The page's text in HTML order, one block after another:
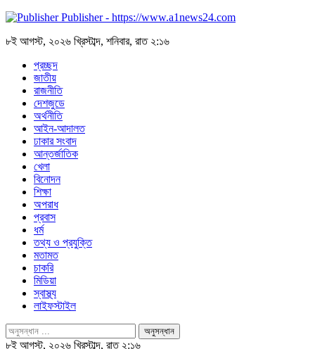
Publisher - https://www.a1news24.com
৮ই আগস্ট, ২০২৬ খ্রিস্টাব্দ, শনিবার, রাত ২:১৬
প্রচ্ছদ
জাতীয়
রাজনীতি
দেশজুডে
অর্থনীতি
আইন-আদালত
ঢাকার সংবাদ
আন্তর্জাতিক
খেলা
বিনোদন
শিক্ষা
অপরাধ
প্রবাস
ধর্ম
তথ্য ও প্রযুক্তি
মতামত
চাকরি
মিডিয়া
স্বাস্থ্য
লাইফস্টাইল
৮ই আগস্ট, ২০২৬ খ্রিস্টাব্দ, রাত ২:১৬